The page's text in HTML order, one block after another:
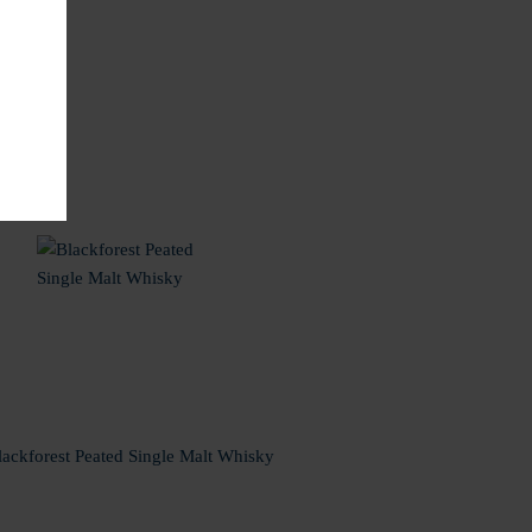
Peated Single Malt Whisky